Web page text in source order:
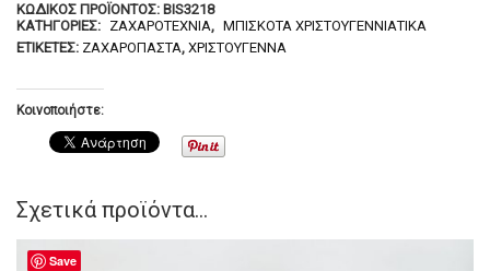
ΚΩΔΙΚΌΣ ΠΡΟΪΌΝΤΟΣ: BIS3218
ΚΑΤΗΓΟΡΊΕΣ: ΖΑΧΑΡΟΤΕΧΝΊΑ, ΜΠΙΣΚΌΤΑ ΧΡΙΣΤΟΥΓΕΝΝΙΆΤΙΚΑ
ΕΤΙΚΈΤΕΣ: ΖΑΧΑΡΌΠΑΣΤΑ, ΧΡΙΣΤΟΎΓΕΝΝΑ
Κοινοποιήστε:
Σχετικά προϊόντα...
Save